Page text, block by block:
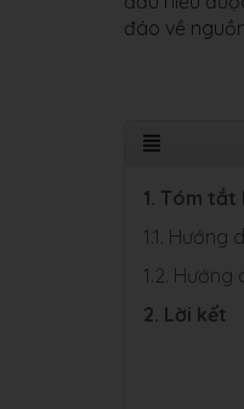
đáo về
1. Tóm tắt
1.1.
1.2.
2. Lời kết